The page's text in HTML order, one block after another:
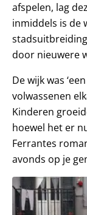
afspelen, lag
inmiddels is de
door nieuwere
De wijk was
volwassenen
Kinderen
hoewel het er
Ferrantes
avonds op je